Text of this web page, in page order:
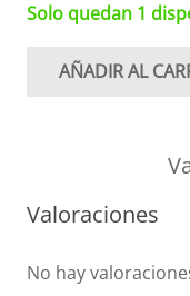
Solo quedan 1
Pulsera
de
cantidad
AÑADIR AL
Valoraciones
No hay